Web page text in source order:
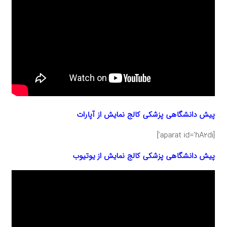
پیش دانشگاهی پزشکی کالج نمایش از آپارات
[aparat id=’hA2di’]
پیش دانشگاهی پزشکی کالج نمایش از یوتیوب